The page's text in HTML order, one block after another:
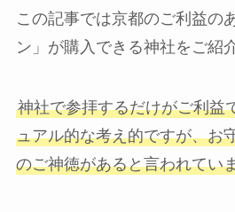
この記事では京都のご利益の
ン」が購入できる神社をご紹
神社で参拝するだけがご利益
ュアル的な考え的ですが、お
のご神徳があると言われてい